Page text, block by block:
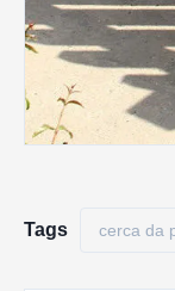
Tags cerca da